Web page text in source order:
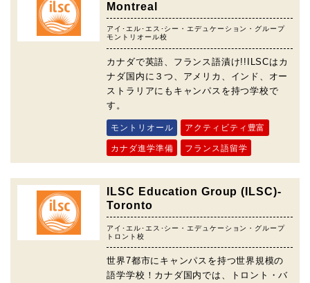
Montreal
アイ･エル･エス･シー・エデュケーション・グループ
モントリオール校
カナダで英語、フランス語漬け!!ILSCはカ
ナダ国内に３つ、アメリカ、インド、オー
ストラリアにもキャンパスを持つ学校で
す。
モントリオール アクティビティ豊富
カナダ進学準備 フランス語留学
ILSC Education Group (ILSC)-
Toronto
アイ･エル･エス･シー・エデュケーション・グループ
トロント校
世界7都市にキャンパスを持つ世界規模の
語学学校！カナダ国内では、トロント・バ